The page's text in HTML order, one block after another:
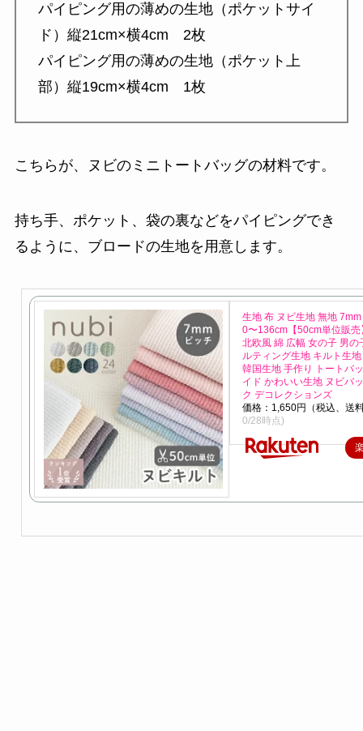
パイピング用の薄めの生地（ポケットサイ
ド）縦21cm×横4cm 2枚
パイピング用の薄めの生地（ポケット上
部）縦19cm×横4cm 1枚
こちらが、ヌビのミニトートバッグの材料です。
持ち手、ポケット、袋の裏などをパイピングでき
るように、ブロードの生地を用意します。
生地 布 ヌビ生地 無地
0〜136cm【50cm単位販売
北欧風 綿 広幅 女の子 男の
ルティング生地 キルト生
韓国生地 手作り トートバ
イド かわいい生地 ヌビバ
ク デコレクションズ
価格：1,650円（税込、送
0/28時点)